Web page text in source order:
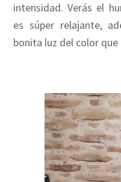
intensidad. Verás el
es súper relajante,
bonita luz del color